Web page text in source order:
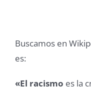
Buscamos en
es:
«El racismo es la